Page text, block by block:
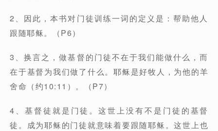
2、因此，本书对门徒训练一词的定义是：帮助他人
跟随耶稣。（P6）
3、换言之，做基督的门徒不在于我们能做什么，而
在于基督为我们做了什么。耶稣是好牧人，为他的羊
舍命（约10:11）。（P7）
4、基督徒就是门徒。这世上没有不是门徒的基督
徒。成为耶稣的门徒就意味着要跟随耶稣。这世上也